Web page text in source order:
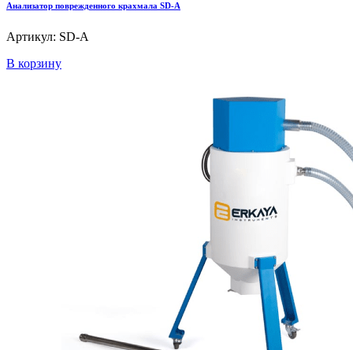
Анализатор поврежденного крахмала SD-A
Артикул: SD-A
В корзину